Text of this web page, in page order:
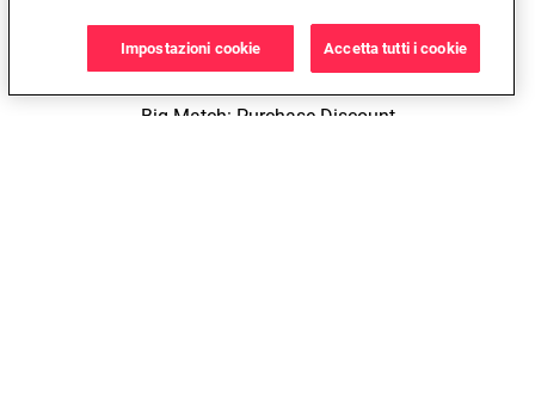
OFFICIAL ALLIANZ STADIUM MATCH TICKETS
Big Match: Purchase Discount
Accetta tutti i cookie
Impostazioni cookie